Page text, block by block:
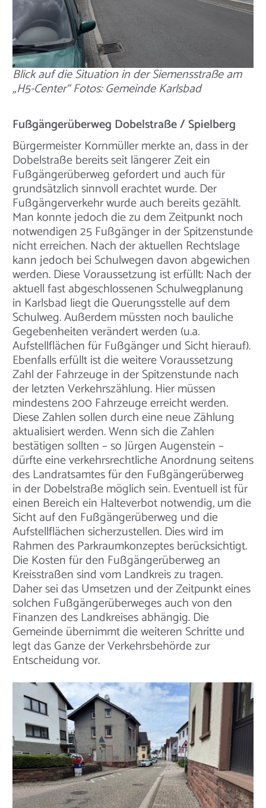
Blick auf die Situation in der Siemensstraße am
„H5-Center“ Fotos: Gemeinde Karlsbad
Fußgängerüberweg Dobelstraße / Spielberg
Bürgermeister Kornmüller merkte an, dass in der
Dobelstraße bereits seit längerer Zeit ein
Fußgängerüberweg gefordert und auch für
grundsätzlich sinnvoll erachtet wurde. Der
Fußgängerverkehr wurde auch bereits gezählt.
Man konnte jedoch die zu dem Zeitpunkt noch
notwendigen 25 Fußgänger in der Spitzenstunde
nicht erreichen. Nach der aktuellen Rechtslage
kann jedoch bei Schulwegen davon abgewichen
werden. Diese Voraussetzung ist erfüllt: Nach der
aktuell fast abgeschlossenen Schulwegplanung
in Karlsbad liegt die Querungsstelle auf dem
Schulweg. Außerdem müssten noch bauliche
Gegebenheiten verändert werden (u.a.
Aufstellflächen für Fußgänger und Sicht hierauf).
Ebenfalls erfüllt ist die weitere Voraussetzung
Zahl der Fahrzeuge in der Spitzenstunde nach
der letzten Verkehrszählung. Hier müssen
mindestens 200 Fahrzeuge erreicht werden.
Diese Zahlen sollen durch eine neue Zählung
aktualisiert werden. Wenn sich die Zahlen
bestätigen sollten – so Jürgen Augenstein –
dürfte eine verkehrsrechtliche Anordnung seitens
des Landratsamtes für den Fußgängerüberweg
in der Dobelstraße möglich sein. Eventuell ist für
einen Bereich ein Halteverbot notwendig, um die
Sicht auf den Fußgängerüberweg und die
Aufstellflächen sicherzustellen. Dies wird im
Rahmen des Parkraumkonzeptes berücksichtigt.
Die Kosten für den Fußgängerüberweg an
Kreisstraßen sind vom Landkreis zu tragen.
Daher sei das Umsetzen und der Zeitpunkt eines
solchen Fußgängerüberweges auch von den
Finanzen des Landkreises abhängig. Die
Gemeinde übernimmt die weiteren Schritte und
legt das Ganze der Verkehrsbehörde zur
Entscheidung vor.